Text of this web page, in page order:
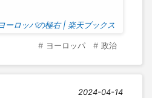
ーロッパの極右 | 楽天ブックス
ヨーロッパ 政治
2024-04-14